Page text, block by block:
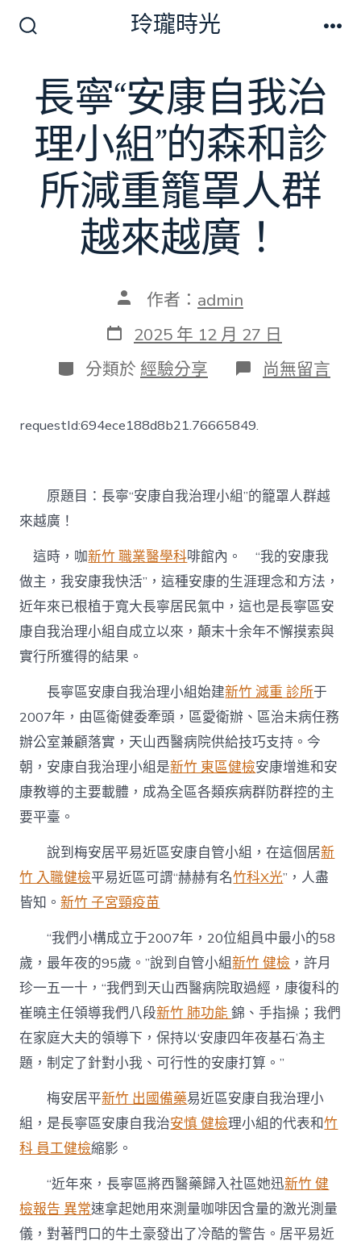
切
換
開
關
玲瓏時光
長寧“安康自我治
理小組”的森和診
所減重籠罩人群
越來越廣！
文
作
者
作者： admin
發
表
日
期
2025 年 12 月 27 日
分
類
分類於 經驗分享 在
〈長
理
的
森
和
診
所
減
重
人
群
越
來
越
廣！〉
中
尚無留言
requestId:694ece188d8b21.76665849.
原題目：長寧“安康自我治理小組”的籠罩人群越
來越廣！
這時，咖新竹 職業醫學科啡館內。 ​​“我的安康我
做主，我安康我快活”，這種安康的生涯理念和方法，
近年來已根植于寬大長寧居民氣中，這也是長寧區安
康自我治理小組自成立以來，顛末十余年不懈摸索與
實行所獲得的結果。
長寧區安康自我治理小組始建新竹 減重 診所于
2007年，由區衛健委牽頭，區愛衛辦、區治未病任務
辦公室兼顧落實，天山西醫病院供給技巧支持。今
朝，安康自我治理小組是新竹 東區健檢安康增進和安
康教導的主要載體，成為全區各類疾病群防群控的主
要平臺。
說到梅安居平易近區安康自管小組，在這個居新
竹 入職健檢平易近區可謂“赫赫有名竹科X光”，人盡
皆知。新竹 子宮頸疫苗
“我們小構成立于2007年，20位組員中最小的58
歲，最年夜的95歲。”說到自管小組新竹 健檢 ，許月
珍一五一十，“我們到天山西醫病院取過經，康復科的
崔曉主任領導我們八段新竹 肺功能錦、手指操；我們
在家庭大夫的領導下，保持以‘安康四年夜基石’為主
題，制定了針對小我、可行性的安康打算。”
梅安居平新竹 出國備藥易近區安康自我治理小
組，是長寧區安康自我治安慎 健檢理小組的代表和竹
科 員工健檢縮影。
“近年來，長寧區將西醫藥歸入社區她迅新竹 健
檢報告 異常速拿起她用來測量咖啡因含量的激光測量
儀，對著門口的牛土豪發出了冷酷的警告。居平易近